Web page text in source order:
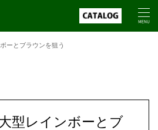
ーとブラウンを狙う
型レインボーとブ